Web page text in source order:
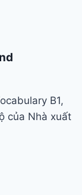
B1,
của Nhà xuất